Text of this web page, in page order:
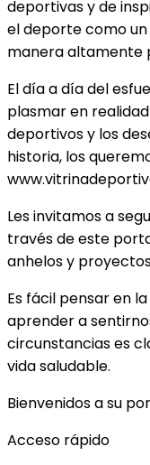
deportivas y de
el deporte como
manera altamente
El día a día del
plasmar en
deportivos y los
historia, los
Les invitamos a
través de este
anhelos y
Es fácil pensar en
aprender a
circunstancias es
vida saludable.
Bienvenidos a su
Acceso rápido